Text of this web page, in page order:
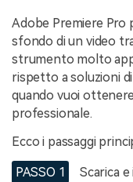
Adobe Premiere Pro
sfondo di un video
strumento molto
rispetto a soluzioni
quando vuoi
professionale.
Ecco i passaggi
PASSO 1
Scarica